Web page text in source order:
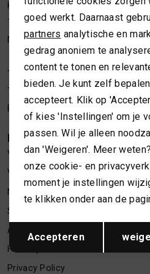
MUTSEN
REGENLAARZEN
ROKKEN
SCHOENEN
SIERADEN
SOKKEN
SOKKEN
T-SHIRTS
TASSEN EN RUGZAKKEN
VESTEN
Kleine Overstraat 36a
7411 JM Deventer
Nederland
Telefoon webshop
Telefoon winkel
06 34373619
E-mailadres
KLANTENSERVICE
Vacatures
Verzenden en retourneren
Nieuwsbrief inschrijven
Spaarsysteem
Algemene voorwaarden
Herroepen
Privacy Policy
Analytische cookies
Marketing cookies
Terug
goed werkt. Daarnaast
partners analytische en
gedrag anoniem te
content te tonen en
bieden. Je kunt zelf
accepteert. Klik op
of kies 'Instellingen' om je
passen. Wil je alleen
dan 'Weigeren'. Meer
onze cookie- en
moment je instellingen
te klikken onder aan de
Accepteren